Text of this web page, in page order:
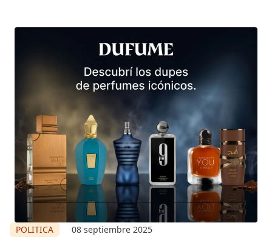
POLITICA 08 septiembre 2025